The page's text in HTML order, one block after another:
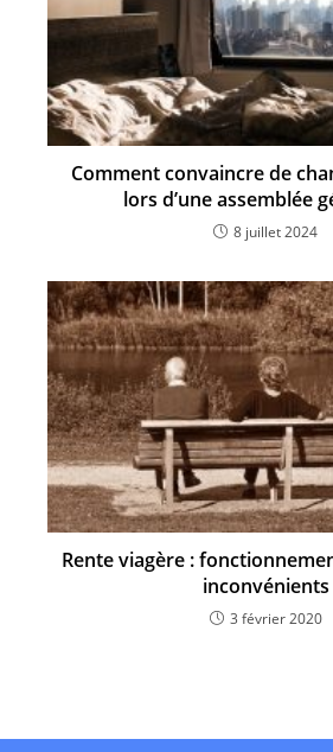
Comment convaincre de
lors d’une assemblée
8 juillet 2024
Rente viagère :
inconvénients
3 février 2020